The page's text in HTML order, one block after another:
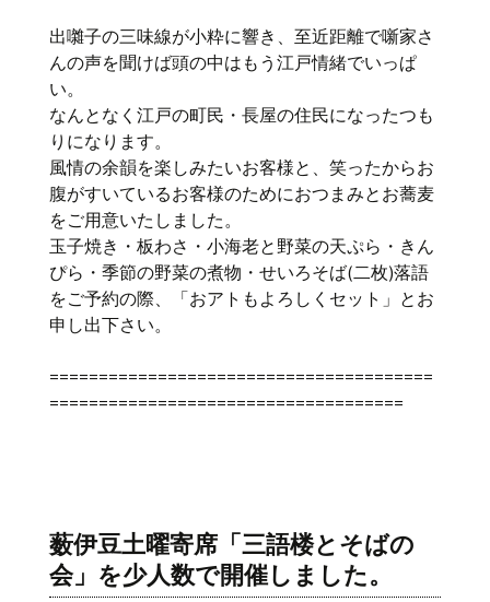
出囃子の三味線が小粋に響き、至近距離で噺家さ
んの声を聞けば頭の中はもう江戸情緒でいっぱ
い。
なんとなく江戸の町民・長屋の住民になったつも
りになります。
風情の余韻を楽しみたいお客様と、笑ったからお
腹がすいているお客様のためにおつまみとお蕎麦
をご用意いたしました。
玉子焼き・板わさ・小海老と野菜の天ぷら・きん
ぴら・季節の野菜の煮物・せいろそば(二枚)落語
をご予約の際、「おアトもよろしくセット」とお
申し出下さい。
=======================================
====================================
薮伊豆土曜寄席「三語楼とそばの
会」を少人数で開催しました。